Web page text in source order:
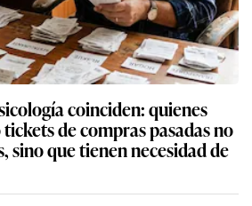
coinciden: quienes
de compras pasadas no
sino que tienen necesidad de